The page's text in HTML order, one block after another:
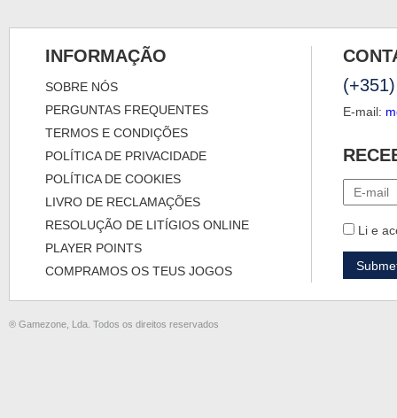
INFORMAÇÃO
SOBRE NÓS
PERGUNTAS FREQUENTES
TERMOS E CONDIÇÕES
POLÍTICA DE PRIVACIDADE
POLÍTICA DE COOKIES
LIVRO DE RECLAMAÇÕES
RESOLUÇÃO DE LITÍGIOS ONLINE
PLAYER POINTS
COMPRAMOS OS TEUS JOGOS
E-mail:
Li e
® Gamezone, Lda. Todos os direitos reservados